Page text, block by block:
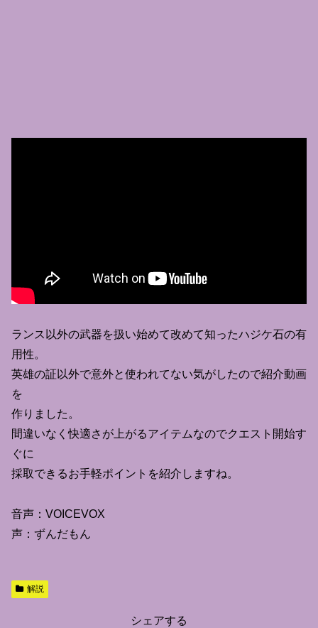
ランス以外の武器を扱い始めて改めて知ったハジケ石の有
用性。
英雄の証以外で意外と使われてない気がしたので紹介動画
を
作りました。
間違いなく快適さが上がるアイテムなのでクエスト開始す
ぐに
採取できるお手軽ポイントを紹介しますね。
音声：VOICEVOX
声：ずんだもん
解説
シェアする